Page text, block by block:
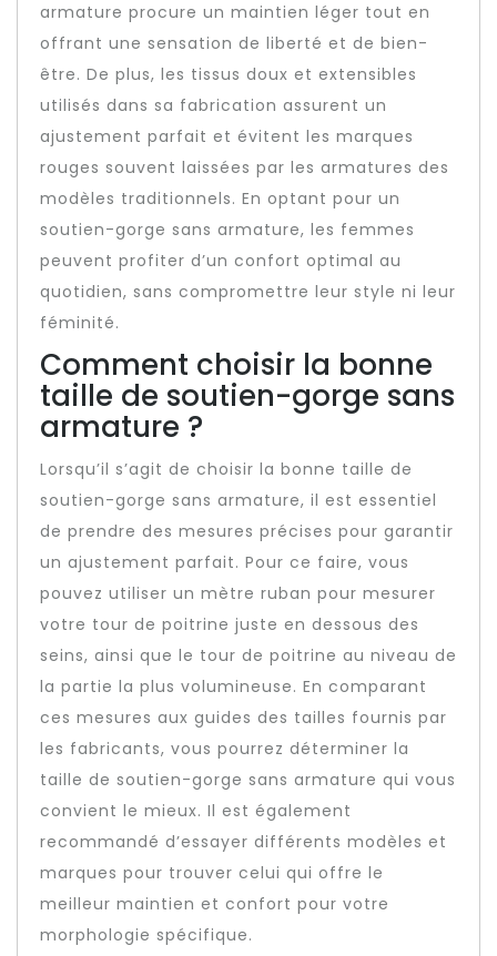
armature procure un maintien léger tout en
offrant une sensation de liberté et de bien-
être. De plus, les tissus doux et extensibles
utilisés dans sa fabrication assurent un
ajustement parfait et évitent les marques
rouges souvent laissées par les armatures des
modèles traditionnels. En optant pour un
soutien-gorge sans armature, les femmes
peuvent profiter d’un confort optimal au
quotidien, sans compromettre leur style ni leur
féminité.
Comment choisir la bonne
taille de soutien-gorge sans
armature ?
Lorsqu’il s’agit de choisir la bonne taille de
soutien-gorge sans armature, il est essentiel
de prendre des mesures précises pour garantir
un ajustement parfait. Pour ce faire, vous
pouvez utiliser un mètre ruban pour mesurer
votre tour de poitrine juste en dessous des
seins, ainsi que le tour de poitrine au niveau de
la partie la plus volumineuse. En comparant
ces mesures aux guides des tailles fournis par
les fabricants, vous pourrez déterminer la
taille de soutien-gorge sans armature qui vous
convient le mieux. Il est également
recommandé d’essayer différents modèles et
marques pour trouver celui qui offre le
meilleur maintien et confort pour votre
morphologie spécifique.